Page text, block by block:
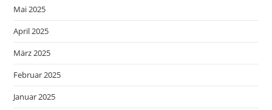
Mai 2025
April 2025
März 2025
Februar 2025
Januar 2025